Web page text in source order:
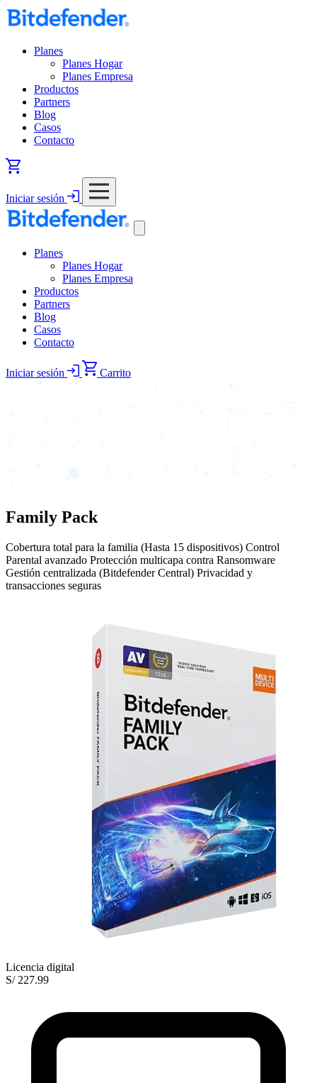
Planes
Planes Hogar
Planes Empresa
Productos
Partners
Blog
Casos
Contacto
Iniciar sesión
Planes
Planes Hogar
Planes Empresa
Productos
Partners
Blog
Casos
Contacto
Iniciar sesión Carrito
Family Pack
Cobertura total para la familia (Hasta 15 dispositivos) Control
Parental avanzado Protección multicapa contra Ransomware
Gestión centralizada (Bitdefender Central) Privacidad y
transacciones seguras
Licencia digital
S/ 227.99